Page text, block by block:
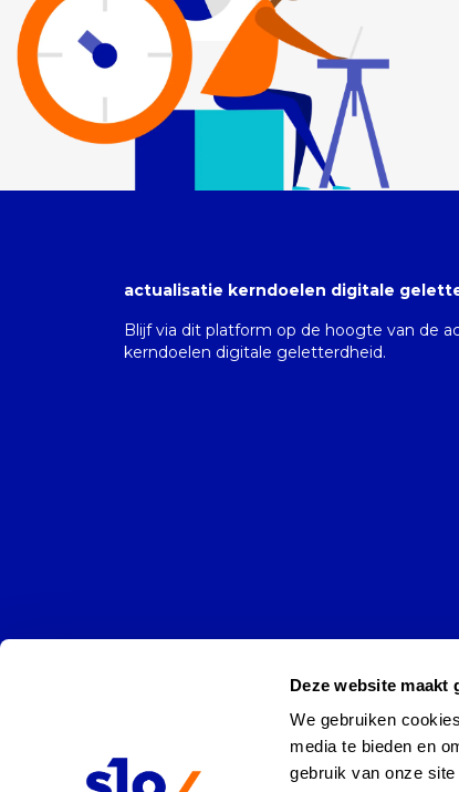
Deze website maakt
We gebruiken
media te bieden en
gebruik van onze
actualisatie kerndoelen digitale
Blijf via dit platform op de hoogte van de
kerndoelen digitale geletterdheid.